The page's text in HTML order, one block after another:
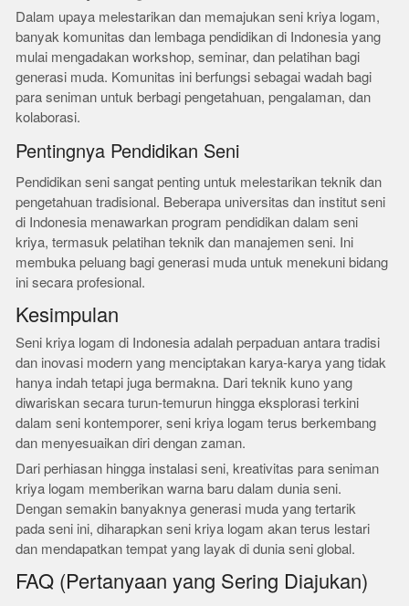
Dalam upaya melestarikan dan memajukan seni kriya logam,
banyak komunitas dan lembaga pendidikan di Indonesia yang
mulai mengadakan workshop, seminar, dan pelatihan bagi
generasi muda. Komunitas ini berfungsi sebagai wadah bagi
para seniman untuk berbagi pengetahuan, pengalaman, dan
kolaborasi.
Pentingnya Pendidikan Seni
Pendidikan seni sangat penting untuk melestarikan teknik dan
pengetahuan tradisional. Beberapa universitas dan institut seni
di Indonesia menawarkan program pendidikan dalam seni
kriya, termasuk pelatihan teknik dan manajemen seni. Ini
membuka peluang bagi generasi muda untuk menekuni bidang
ini secara profesional.
Kesimpulan
Seni kriya logam di Indonesia adalah perpaduan antara tradisi
dan inovasi modern yang menciptakan karya-karya yang tidak
hanya indah tetapi juga bermakna. Dari teknik kuno yang
diwariskan secara turun-temurun hingga eksplorasi terkini
dalam seni kontemporer, seni kriya logam terus berkembang
dan menyesuaikan diri dengan zaman.
Dari perhiasan hingga instalasi seni, kreativitas para seniman
kriya logam memberikan warna baru dalam dunia seni.
Dengan semakin banyaknya generasi muda yang tertarik
pada seni ini, diharapkan seni kriya logam akan terus lestari
dan mendapatkan tempat yang layak di dunia seni global.
FAQ (Pertanyaan yang Sering Diajukan)